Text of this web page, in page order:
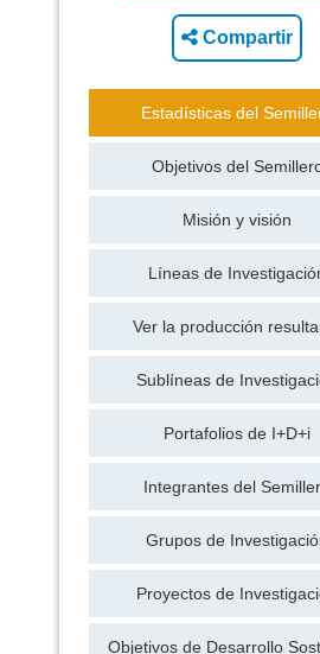
Compartir
Estadísticas del
Objetivos del
Misión y visión
Líneas de
Ver la producción
Sublíneas de
Portafolios de I+D+i
Integrantes del
Grupos de
Proyectos de
Objetivos de Desarrollo